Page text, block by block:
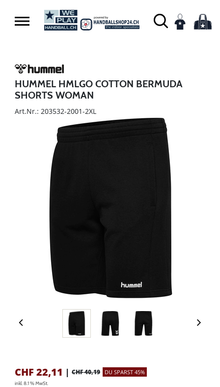
HUMMEL HMLGO COTTON BERMUDA
SHORTS WOMAN
Art.Nr.: 203532-2001-2XL
CHF 22,11 | CHF 40,19 DU SPARST 45%
inkl. 8.1 % MwSt.